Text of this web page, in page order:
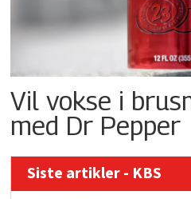
Vil vokse i
med Dr Pepper
Siste artikler - KBS